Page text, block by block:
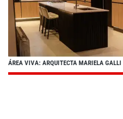
ÁREA VIVA: ARQUITECTA MARIELA GALLI